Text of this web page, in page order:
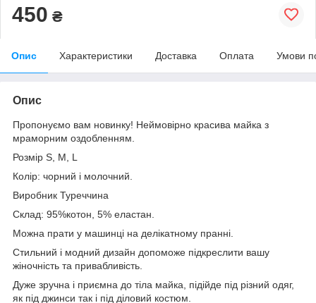
450 ₴
Опис Характеристики Доставка Оплата Умови
Опис
Пропонуємо вам новинку! Неймовірно красива майка з
мраморним оздобленням.
Розмір S, M, L
Колір: чорний і молочний.
Виробник Туреччина
Склад: 95%котон, 5% еластан.
Можна прати у машинці на делікатному пранні.
Стильний і модний дизайн допоможе підкреслити вашу
жіночність та привабливість.
Дуже зручна і приємна до тіла майка, підійде під різний одяг,
як під джинси так і під діловий костюм.